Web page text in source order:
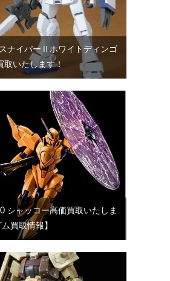
ナイパーⅡホワイトディンゴ
取いたします！
シャッコー高価買取いたしま
買取情報】